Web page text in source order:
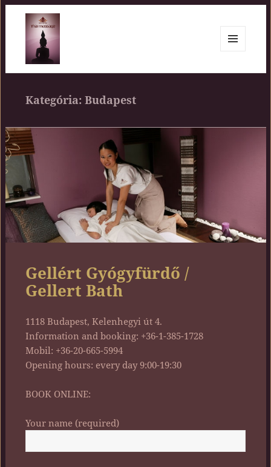
WIDGETEK
Kategória: Budapest
Gellért Gyógyfürdő /
Gellert Bath
1118 Budapest, Kelenhegyi út 4.
Information and booking: +36-1-385-1728
Mobil: +36-20-665-5994
Opening hours: every day 9:00-19:30
BOOK ONLINE:
Your name (required)